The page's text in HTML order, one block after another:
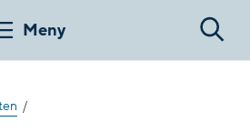
Meny Sök